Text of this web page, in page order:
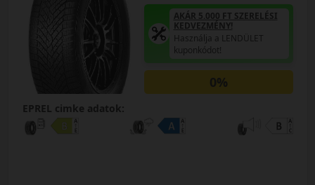
AKÁR 5.000 FT SZERELÉSI
KEDVEZMÉNY!
Használja a LENDÜLET
kuponkódot!
0%
EPREL cimke adatok: